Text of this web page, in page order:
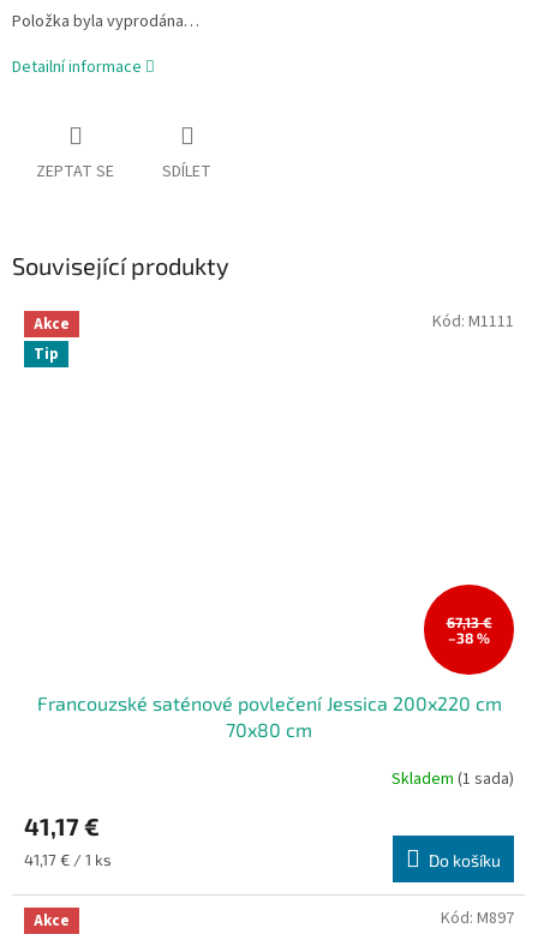
Položka byla vyprodána…
Detailní informace
ZEPTAT SE SDÍLET
Související produkty
Akce
Tip
67,13 €
–38 %
Francouzské saténové povlečení Jessica 200x220 cm
70x80 cm
Skladem (1 sada)
41,17 €
Měrná
41,17 € / 1 ks Do košíku
Kód: M1111
Akce
Kód: M897